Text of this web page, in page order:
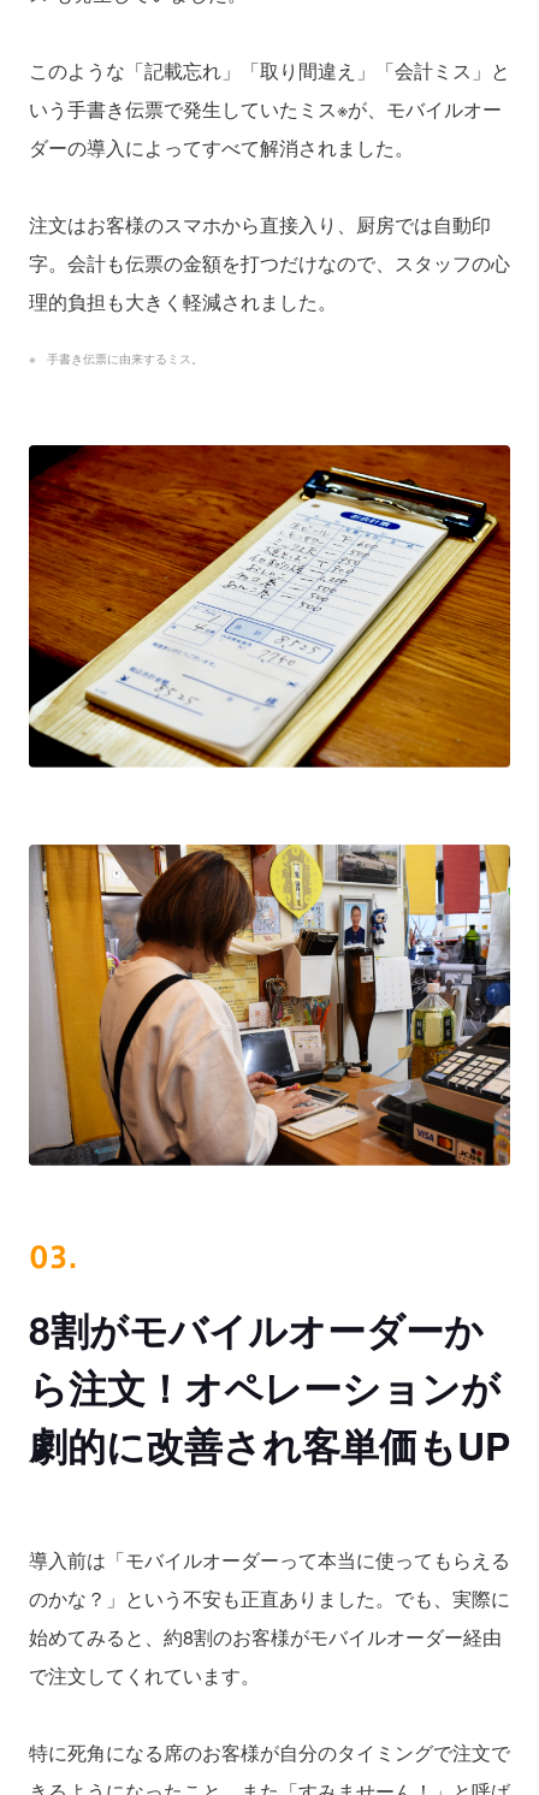
このような「記載忘れ」「取り間違え」「会計ミス」と
いう手書き伝票で発生していたミス※が、モバイルオー
ダーの導入によってすべて解消されました。
注文はお客様のスマホから直接入り、厨房では自動印
字。会計も伝票の金額を打つだけなので、スタッフの心
理的負担も大きく軽減されました。
手書き伝票に由来するミス。
8割がモバイルオーダーか
ら注文！ オペレーションが
劇的に改善され客単価もUP
導入前は「モバイルオーダーって本当に使ってもらえる
のかな？」という不安も正直ありました。でも、実際に
始めてみると、約8割のお客様がモバイルオーダー経由
で注文してくれています。
特に死角になる席のお客様が自分のタイミングで注文で